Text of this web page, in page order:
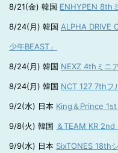
8/21(金) 韓国 ENHYPEN 8th
8/24(月) 韓国 ALPHA DRIVE
少年BEAST」
8/24(月) 韓国 NEXZ 4thミニ
8/24(月) 韓国 NCT 127 7thフ
9/2(水) 日本 King＆Prince 1st
9/8(火) 韓国 ＆TEAM KR 2nd
9/9(水) 日本 SixTONES 18th